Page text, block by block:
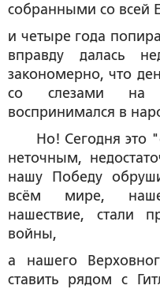
собранными со всей
и четыре года
вправду далась
закономерно, что
со слезами на
воспринимался в
Но! Сегодня это
неточным,
нашу Победу
всём мире,
нашествие, стали
войны,
а нашего
ставить рядом с